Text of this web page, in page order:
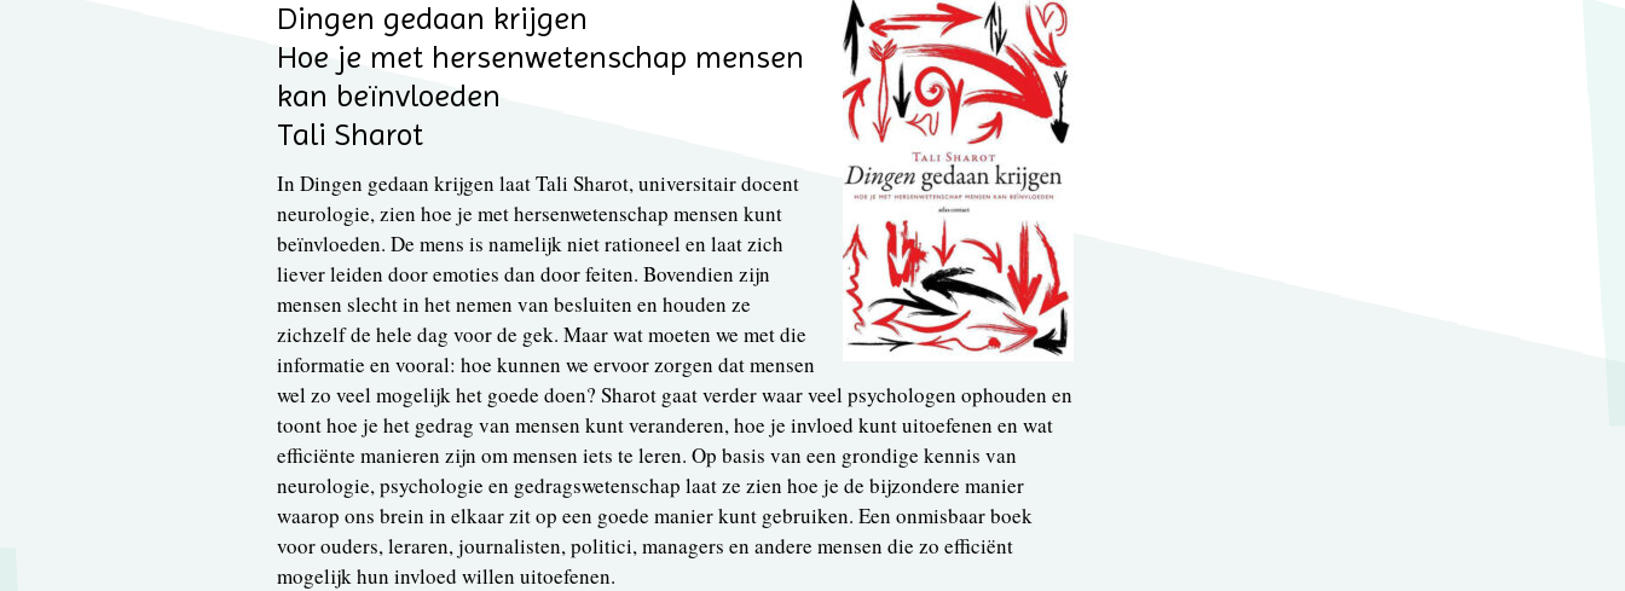
Dingen gedaan krijgen
Hoe je met hersenwetenschap mensen
kan beïnvloeden
Tali Sharot
In Dingen gedaan krijgen laat Tali Sharot, universitair docent
neurologie, zien hoe je met hersenwetenschap mensen kunt
beïnvloeden. De mens is namelijk niet rationeel en laat zich
liever leiden door emoties dan door feiten. Bovendien zijn
mensen slecht in het nemen van besluiten en houden ze
zichzelf de hele dag voor de gek. Maar wat moeten we met die
informatie en vooral: hoe kunnen we ervoor zorgen dat mensen
wel zo veel mogelijk het goede doen? Sharot gaat verder waar veel psychologen ophouden en
toont hoe je het gedrag van mensen kunt veranderen, hoe je invloed kunt uitoefenen en wat
efficiënte manieren zijn om mensen iets te leren. Op basis van een grondige kennis van
neurologie, psychologie en gedragswetenschap laat ze zien hoe je de bijzondere manier
waarop ons brein in elkaar zit op een goede manier kunt gebruiken. Een onmisbaar boek
voor ouders, leraren, journalisten, politici, managers en andere mensen die zo efficiënt
mogelijk hun invloed willen uitoefenen.